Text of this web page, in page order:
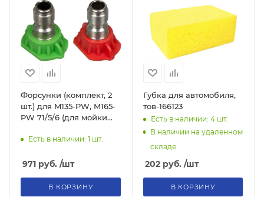
Форсунки (комплект, 2
шт.) для M135-PW, M165-
PW 71/5/6 (для мойки
Есть в наличии: 1 шт.
971 руб. /шт
В КОРЗИНУ
Губка для автомобиля,
тов-166123
Есть в наличии: 4шт.
В наличии на удаленном
складе
202руб. /шт
В КОРЗИНУ